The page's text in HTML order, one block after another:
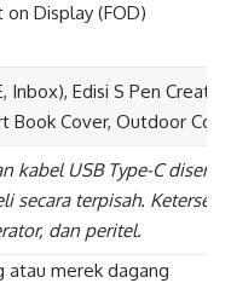
on Display (FOD)
Inbox), Edisi S Pen
Book Cover, Outdoor
kabel USB Type-C
secara terpisah.
dan peritel.
atau merek dagang